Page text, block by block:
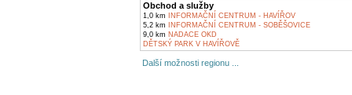
Obchod a služby
1,0 km INFORMAČNÍ CENTRUM - HAVÍŘOV
5,2 km INFORMAČNÍ CENTRUM - SOBĚŠOVICE
9,0 km NADACE OKD
DĚTSKÝ PARK V HAVÍŘOVĚ
Další možnosti regionu ...